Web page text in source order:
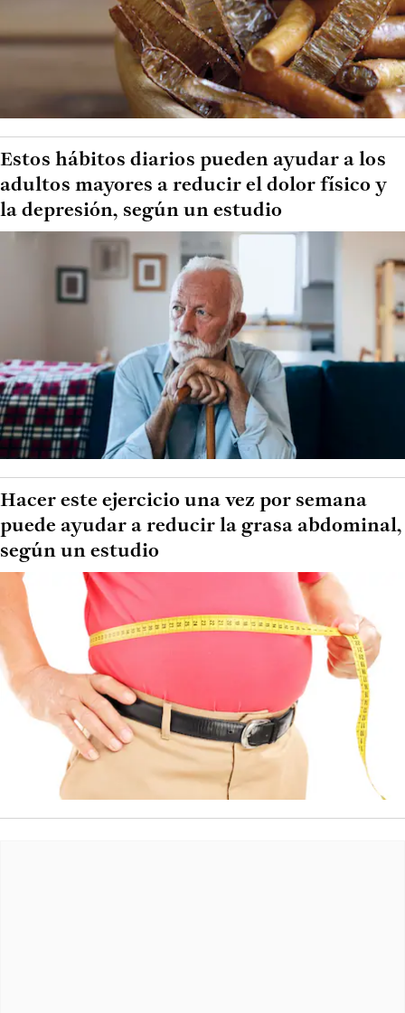
Estos hábitos diarios pueden ayudar a los
adultos mayores a reducir el dolor físico y
la depresión, según un estudio
Hacer este ejercicio una vez por semana
puede ayudar a reducir la grasa abdominal,
según un estudio